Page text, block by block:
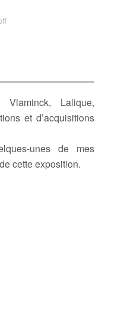
Vlaminck, Lalique,
et d’acquisitions
unes de mes
cette exposition.